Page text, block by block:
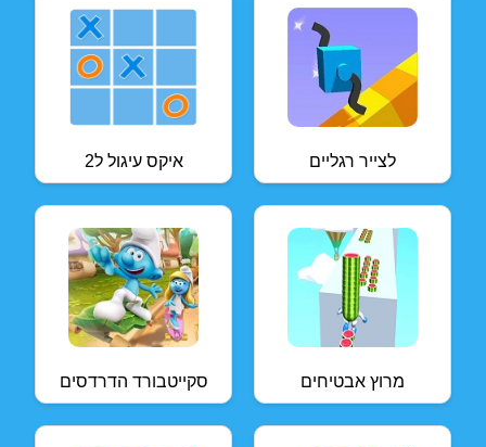
איקס עיגול ל2 לצייר רגליים
סקייטבורד הדרדסים מרוץ אבטיחים